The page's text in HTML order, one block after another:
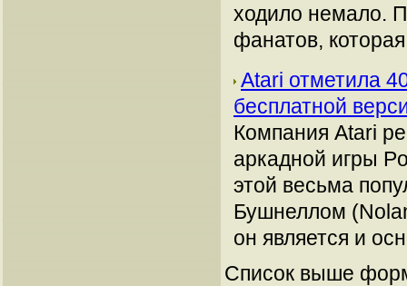
ходило немало.
фанатов,
Atari отметила
бесплатной
Компания Atari
аркадной игры
этой весьма
Бушнеллом
он является и
Список выше